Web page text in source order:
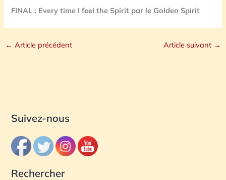
FINAL : Every time I feel the Spirit par le Golden Spirit
← Article précédent Article suivant →
Suivez-nous
Rechercher